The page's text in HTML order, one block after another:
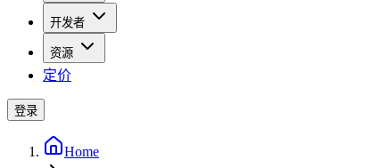
开发者
资源
定价
登录
Home